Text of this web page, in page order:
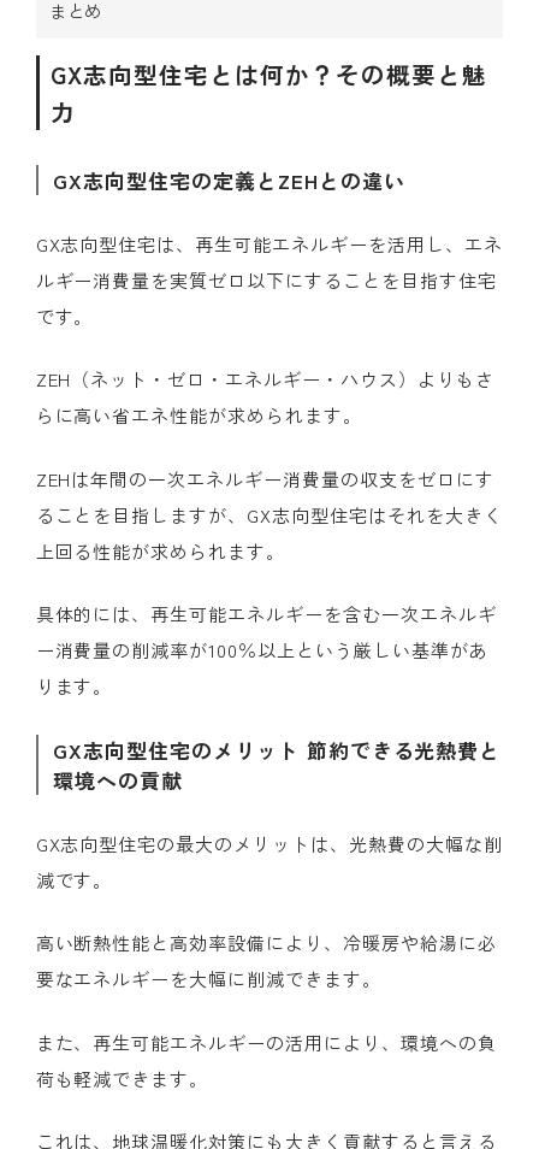
まとめ
GX志向型住宅とは何か？その概要と魅
力
GX志向型住宅の定義とZEHとの違い
GX志向型住宅は、再生可能エネルギーを活用し、エネ
ルギー消費量を実質ゼロ以下にすることを目指す住宅
です。
ZEH（ネット・ゼロ・エネルギー・ハウス）よりもさ
らに高い省エネ性能が求められます。
ZEHは年間の一次エネルギー消費量の収支をゼロにす
ることを目指しますが、GX志向型住宅はそれを大きく
上回る性能が求められます。
具体的には、再生可能エネルギーを含む一次エネルギ
ー消費量の削減率が100％以上という厳しい基準があ
ります。
GX志向型住宅のメリット 節約できる光熱費と
環境への貢献
GX志向型住宅の最大のメリットは、光熱費の大幅な削
減です。
高い断熱性能と高効率設備により、冷暖房や給湯に必
要なエネルギーを大幅に削減できます。
また、再生可能エネルギーの活用により、環境への負
荷も軽減できます。
これは、地球温暖化対策にも大きく貢献すると言える